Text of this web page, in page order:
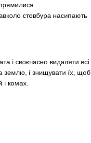
стовбура насипають
і своєчасно видаляти всі
землю, і знищувати їх, щоб
і комах.